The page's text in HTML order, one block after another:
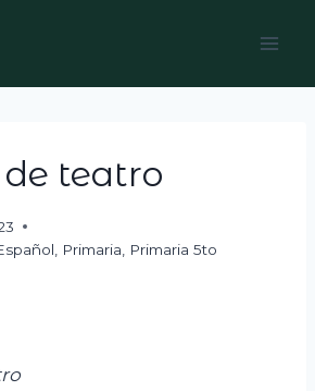
teatro
Primaria Primaria 5to